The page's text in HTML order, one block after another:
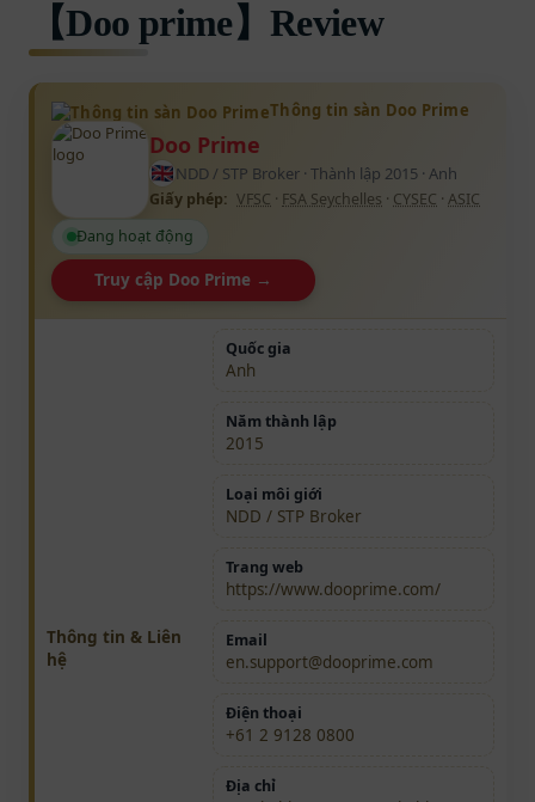
【Doo prime】Review
Thông tin sàn Doo Prime
Doo Prime
NDD / STP Broker · Thành lập 2015 · Anh
Giấy phép: VFSC · FSA Seychelles · CYSEC · ASIC
Đang hoạt động
Truy cập Doo Prime →
Thông tin & Liên
hệ
Quốc gia
Anh
Năm thành lập
2015
Loại môi giới
NDD / STP Broker
Trang web
https://www.dooprime.com/
Email
en.support@dooprime.com
Điện thoại
+61 2 9128 0800
Địa chỉ